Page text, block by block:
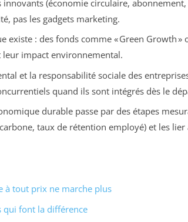
innovants (économie circulaire,
pas les gadgets marketing.
existe : des fonds comme « Green Growth »
impact environnemental.
et la responsabilité sociale des
quand ils sont intégrés dès le
durable passe par des étapes
taux de rétention employé) et les lier
à tout prix ne marche plus
qui font la différence